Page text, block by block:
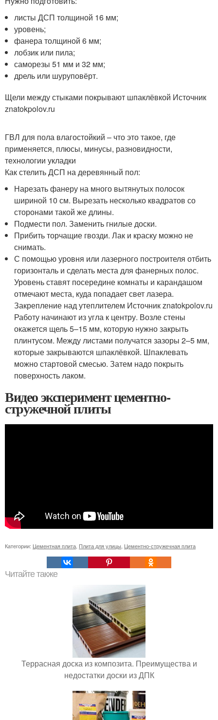
листы ДСП толщиной 16 мм;
уровень;
фанера толщиной 6 мм;
лобзик или пила;
саморезы 51 мм и 32 мм;
дрель или шуруповёрт.
Щели между стыками покрывают шпаклёвкой Источник
znatokpolov.ru
ГВЛ для пола влагостойкий – что это такое, где
применяется, плюсы, минусы, разновидности,
технологии укладки
Как стелить ДСП на деревянный пол:
Нарезать фанеру на много вытянутых полосок
шириной 10 см. Вырезать несколько квадратов со
сторонами такой же длины.
Подмести пол. Заменить гнилые доски.
Прибить торчащие гвозди. Лак и краску можно не
снимать.
С помощью уровня или лазерного построителя отбить
горизонталь и сделать места для фанерных полос.
Уровень ставят посередине комнаты и карандашом
отмечают места, куда попадает свет лазера.
Закрепление над утеплителем Источник znatokpolov.ru
Работу начинают из угла к центру. Возле стены
окажется щель 5–15 мм, которую нужно закрыть
плинтусом. Между листами получатся зазоры 2–5 мм,
которые закрываются шпаклёвкой. Шпаклевать
можно стартовой смесью. Затем надо покрыть
поверхность лаком.
Видео эксперимент цементно-
стружечной плиты
Категории: Цементная плита Плита для улицы Цементно-стружечная плита
Читайте также
Террасная доска из композита. Преимущества и
недостатки доски из ДПК